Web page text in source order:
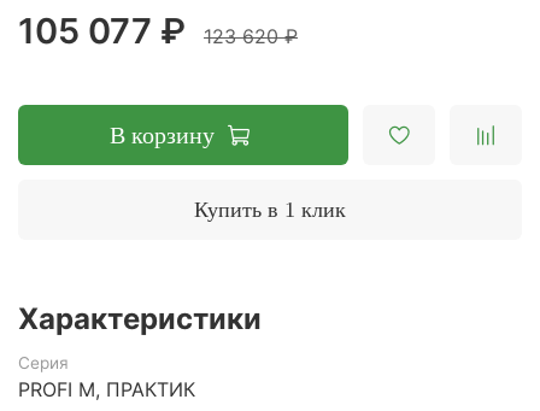
105 077 ₽ 123 620 ₽
В корзину
Купить в 1 клик
Характеристики
Серия
PROFI M, ПРАКТИК